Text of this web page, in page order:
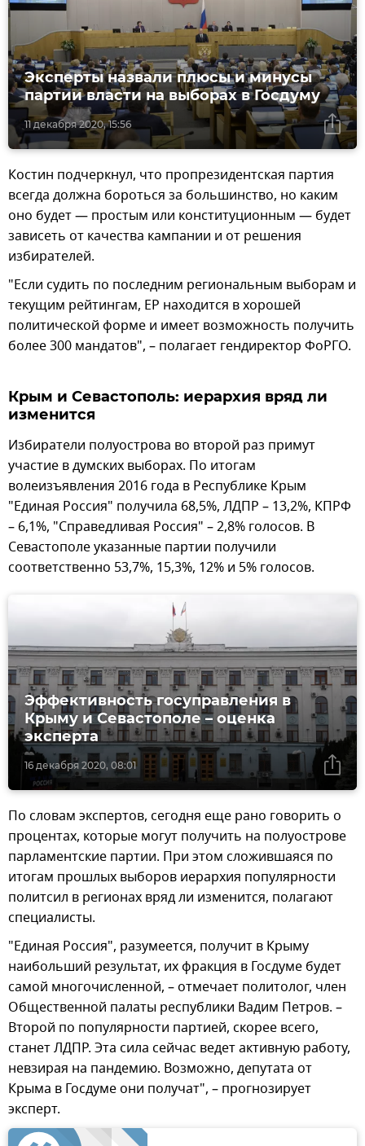
11 декабря 2020, 15:56
Эксперты назвали плюсы и минусы
партии власти на выборах в Госдуму
Костин подчеркнул, что пропрезидентская партия
всегда должна бороться за большинство, но каким
оно будет — простым или конституционным — будет
зависеть от качества кампании и от решения
избирателей.
"Если судить по последним региональным выборам и
текущим рейтингам, ЕР находится в хорошей
политической форме и имеет возможность получить
более 300 мандатов", – полагает гендиректор ФоРГО.
Крым и Севастополь: иерархия вряд ли
изменится
Избиратели полуострова во второй раз примут
участие в думских выборах. По итогам
волеизъявления 2016 года в Республике Крым
"Единая Россия" получила 68,5%, ЛДПР – 13,2%, КПРФ
– 6,1%, "Справедливая Россия" – 2,8% голосов. В
Севастополе указанные партии получили
соответственно 53,7%, 15,3%, 12% и 5% голосов.
16 декабря 2020, 08:01
Эффективность госуправления в
Крыму и Севастополе – оценка
эксперта
По словам экспертов, сегодня еще рано говорить о
процентах, которые могут получить на полуострове
парламентские партии. При этом сложившаяся по
итогам прошлых выборов иерархия популярности
политсил в регионах вряд ли изменится, полагают
специалисты.
"Единая Россия", разумеется, получит в Крыму
наибольший результат, их фракция в Госдуме будет
самой многочисленной, – отмечает политолог, член
Общественной палаты республики Вадим Петров. –
Второй по популярности партией, скорее всего,
станет ЛДПР. Эта сила сейчас ведет активную работу,
невзирая на пандемию. Возможно, депутата от
Крыма в Госдуме они получат", – прогнозирует
эксперт.